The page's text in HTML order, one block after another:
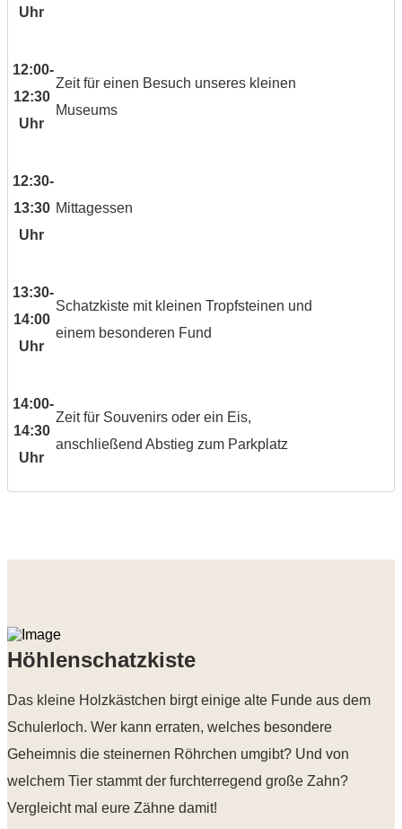
Uhr
12:00-
12:30
Uhr
Zeit für einen Besuch unseres kleinen
Museums
12:30-
13:30
Uhr
Mittagessen
13:30-
14:00
Uhr
Schatzkiste mit kleinen Tropfsteinen und
einem besonderen Fund
14:00-
14:30
Uhr
Zeit für Souvenirs oder ein Eis,
anschließend Abstieg zum Parkplatz
Höhlenschatzkiste
Das kleine Holzkästchen birgt einige alte Funde aus dem
Schulerloch. Wer kann erraten, welches besondere
Geheimnis die steinernen Röhrchen umgibt? Und von
welchem Tier stammt der furchterregend große Zahn?
Vergleicht mal eure Zähne damit!